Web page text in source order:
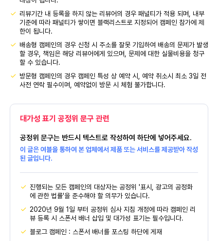
리뷰기간 내 등록을 하지 않는 리뷰어의 경우 패널티가 적용 되며, 내부
기준에 따라 패널티가 쌓이면 블랙리스트로 지정되어 캠페인 참가에 제
한이 됩니다.
배송형 캠페인의 경우 신청 시 주소를 잘못 기입하여 배송의 문제가 발생
할 경우, 책임은 해당 리뷰어에게 있으며, 문제에 대한 실물비용을 청구
할 수 있습니다.
방문형 캠페인의 경우 캠페인 특성 상 예약 시, 예약 취소시 최소 3일 전
사전 연락 필수이며, 예약없이 방문 시 체험 불가합니다.
대가성 표기 공정위 문구 관련
공정위 문구는 반드시 텍스트로 작성하여 하단에 넣어주세요.
이 글은 여블을 통하여 본 업체에서 제품 또는 서비스를 제공받아 작성
된 글입니다.
진행되는 모든 캠페인의 대상자는 공정위 '표시, 광고의 공정화
에 관한 법률'을 준수해야 할 의무가 있습니다.
2020년 9월 1일 부터 공정위 심사 지침 개정에 따라 캠페인 리
뷰 등록 시 스폰서 배너 삽입 및 대가성 표기는 필수입니다.
블로그 캠페인 : 스폰서 배너를 포스팅 하단에 게재